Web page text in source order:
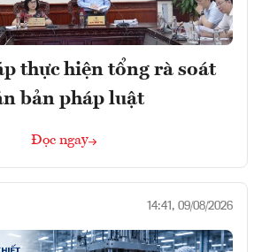
thực hiện tổng rà soát
bản pháp luật
Đọc ngay
14:41, 09/08/2026